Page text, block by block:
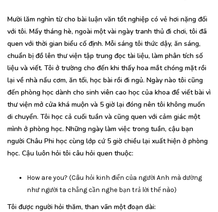
Mười lăm nghìn từ cho bài luận văn tốt nghiệp có vẻ hơi nặng đối
với tôi. Mấy tháng hè, ngoài một vài ngày tranh thủ đi chơi, tôi đã
quen với thời gian biểu cố định. Mỗi sáng tôi thức dậy, ăn sáng,
chuẩn bị đồ lên thư viện tập trung đọc tài liệu, làm phân tích số
liệu và viết. Tôi ở trường cho đến khi thấy hoa mắt chóng mặt rồi
lại về nhà nấu cơm, ăn tối, học bài rồi đi ngủ. Ngày nào tôi cũng
đến phòng học dành cho sinh viên cao học của khoa để viết bài vì
thư viện mở cửa khá muộn và 5 giờ lại đóng nên tôi không muốn
di chuyển. Tôi học cả cuối tuần và cũng quen với cảm giác một
mình ở phòng học. Những ngày làm việc trong tuần, cậu bạn
người Châu Phi học cùng lớp cứ 5 giờ chiều lại xuất hiện ở phòng
học. Cậu luôn hỏi tôi câu hỏi quen thuộc:
How are you? (Câu hỏi kinh điển của người Anh mà dường
như người ta chẳng cần nghe bạn trả lời thế nào)
Tôi được người hỏi thăm, than vãn một đoạn dài: